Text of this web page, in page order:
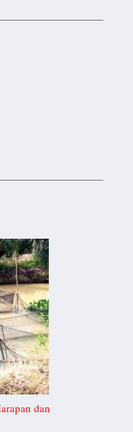
dan